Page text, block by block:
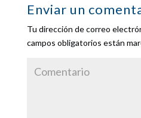
Enviar un
Tu dirección de correo
campos obligatorios están